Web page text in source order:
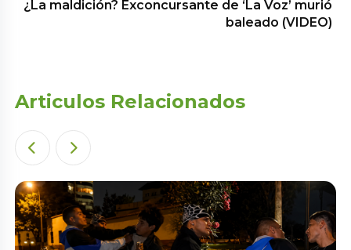
¿La maldición? Exconcursante de ‘La Voz’ murió
baleado (VIDEO)
Articulos Relacionados